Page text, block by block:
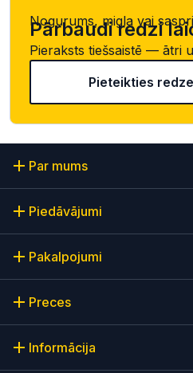
Nogurums, migla vai
Pārbaudi redzi
Pieraksts tiešsaistē — ātri
Pieteikties
Par mums
Piedāvājumi
Pakalpojumi
Preces
Informācija